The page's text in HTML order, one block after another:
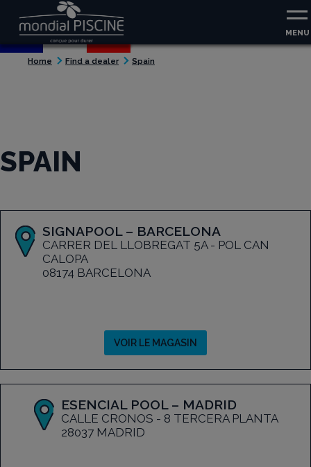
MENU
Home Find a dealer Spain
SPAIN
SIGNAPOOL – BARCELONA
CARRER DEL LLOBREGAT 5A - POL CAN
CALOPA
08174 BARCELONA
VOIR LE MAGASIN
ESENCIAL POOL – MADRID
CALLE CRONOS - 8 TERCERA PLANTA
28037 MADRID